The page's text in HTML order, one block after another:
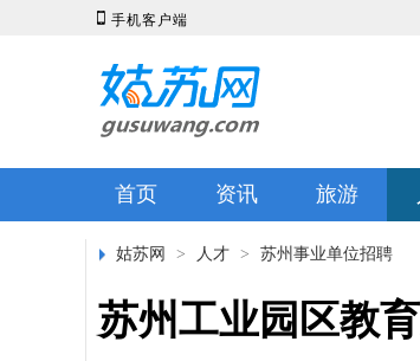
 手机客户端
首页 资讯 旅游
姑苏网 > 人才 > 苏州事业单位招聘
苏州工业园区教